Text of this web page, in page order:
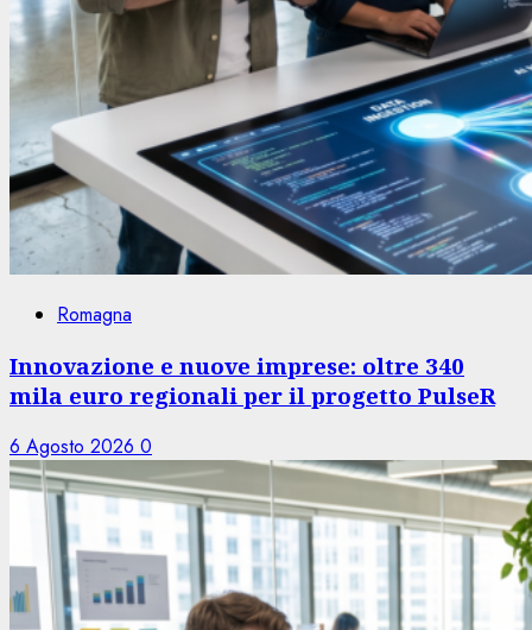
Romagna
Innovazione e nuove imprese: oltre 340
mila euro regionali per il progetto PulseR
6 Agosto 2026 0